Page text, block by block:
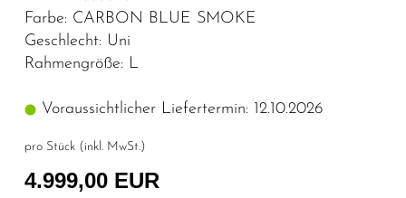
Farbe: CARBON BLUE SMOKE
Geschlecht: Uni
Rahmengröße: L
Voraussichtlicher Liefertermin: 12.10.2026
pro Stück (inkl. MwSt.)
4.999,00 EUR